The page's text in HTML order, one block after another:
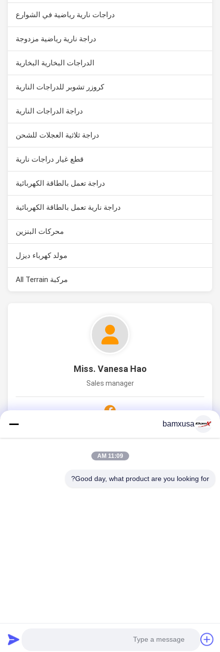
دراجات نارية رياضية في الشوارع
دراجة نارية رياضية مزدوجة
الدراجات البخارية البخارية
كروزر تشوبر للدراجات النارية
دراجة الدراجات النارية
دراجة ثلاثية العجلات للشحن
قطع غيار دراجات نارية
دراجة تعمل بالطاقة الكهربائية
دراجة نارية تعمل بالطاقة الكهربائية
محركات البنزين
مولد كهرباء ديزل
مركبة All Terrain
Miss. Vanesa Hao
Sales manager
bamxusa
11:09 AM
Good day, what product are you looking for?